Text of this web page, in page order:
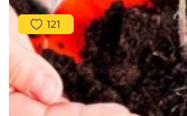
121